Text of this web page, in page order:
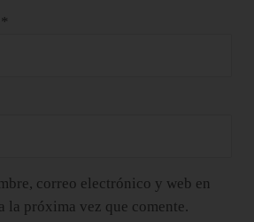
*
correo electrónico y web en
la próxima vez que comente.